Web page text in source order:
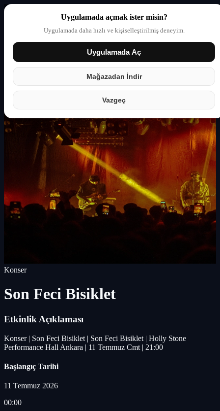
Uygulamada açmak ister misin?
Uygulamada daha hızlı ve kişiselleştirilmiş deneyim.
Uygulamada Aç
Mağazadan İndir
Vazgeç
Giriş yap Partner
Konser
Son Feci Bisiklet
Etkinlik Açıklaması
Konser | Son Feci Bisiklet | Son Feci Bisiklet | Holly Stone
Performance Hall Ankara | 11 Temmuz Cmt | 21:00
Başlangıç Tarihi
11 Temmuz 2026
00:00